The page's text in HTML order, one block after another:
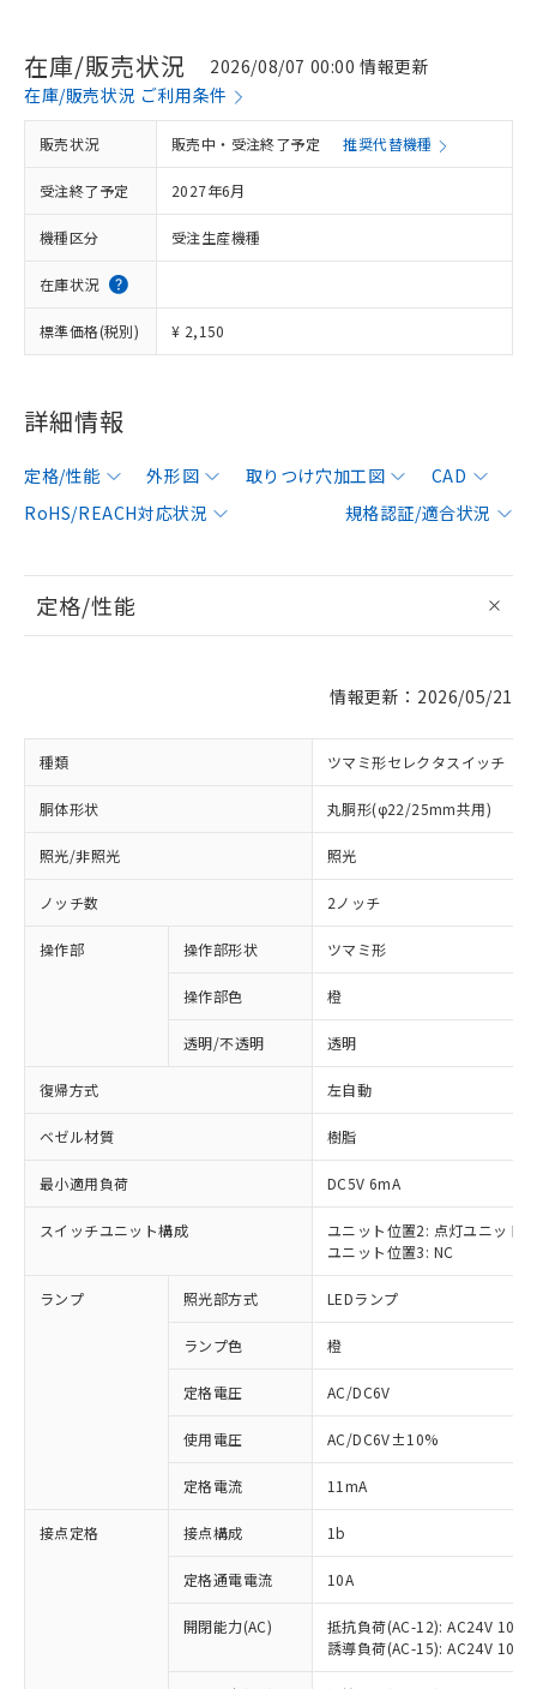
在庫/販売状況
2026/08/07 00:00 情報更新
在庫/販売状況 ご利用条件
販売状況 販売中・受注終了予定 推奨代替機種
受注終了予定 2027年6月
機種区分 受注生産機種
在庫状況
標準価格(税別) ¥ 2,150
詳細情報
定格/性能 外形図 取りつけ穴加工図
CAD
RoHS/REACH対応状況
規格認証/適合状況
定格/性能
情報更新：2026/05/21
種類 ツマミ形セレクタスイッチ
胴体形状 丸胴形(φ22/25mm共用)
照光/非照光 照光
ノッチ数 2ノッチ
操作部 操作部形状 ツマミ形
操作部色 橙
透明/不透明 透明
復帰方式 左自動
ベゼル材質 樹脂
最小適用負荷 DC5V 6mA
スイッチユニット構成
ユニット位置2: 点灯ユニット
ユニット位置3: NC
ランプ 照光部方式 LEDランプ
ランプ色 橙
定格電圧 AC/DC6V
使用電圧 AC/DC6V±10%
定格電流 11mA
接点定格 接点構成 1b
定格通電電流 10A
開閉能力(AC)
抵抗負荷(AC-12): AC24V 10A/
誘導負荷(AC-15): AC24V
以下の条件をお読みいただき、同意のうえ
本サービスは、当社制御機器事業取扱
商品の当社在庫状況および標準価格
(税抜)を提供させていただくもので
当社制御機器事業取扱商品の中には、
本サービスの対象外となる商品もある
非含有に対応した製品が提供可能な商品で
対応予定：EU RoHS指令（10物質）の非含
有に対応した製品に切り替える予定のある
対応予定なし：EU RoHS指令（10物質）の
非含有に非対応の商品で、対応品を出す予
調査・確認中：EU RoHS指令（10物質）の
非含有の対応状況を調査中または確認中の
非該当品：ライセンス料など無形物で、有
害物質有無と関係のない商品です。
仕入先様の事情により、非含有部品として
「○」：最大均質材料含有率が中国RoHSの
基準値以下であることを示します。
「×」：最大均質材料含有率が中国RoHSの